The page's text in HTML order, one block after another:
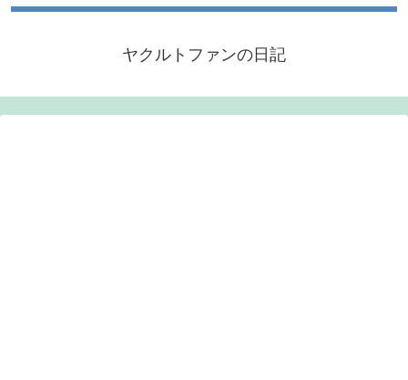
ヤクルトファンの日記